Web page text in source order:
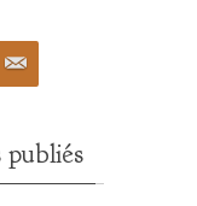
publiés